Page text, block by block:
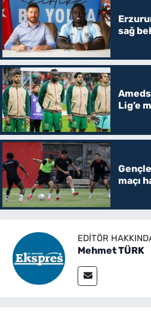
sağ
Lig’e
maçı
EDITÖR
Mehmet TÜRK